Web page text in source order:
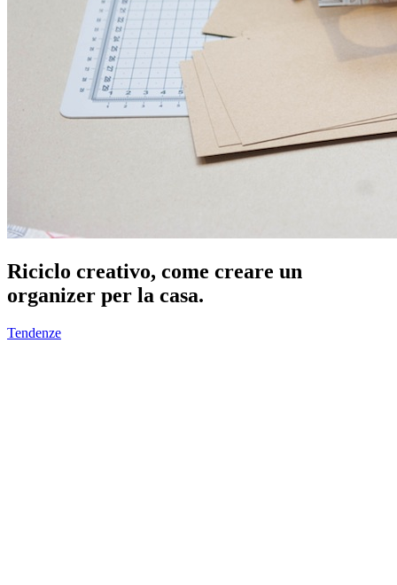
Riciclo creativo, come creare un
organizer per la casa.
Tendenze